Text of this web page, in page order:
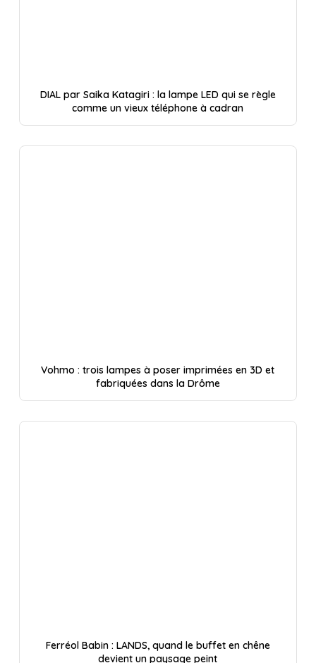
DIAL par Saika Katagiri : la lampe LED qui se règle
comme un vieux téléphone à cadran
Vohmo : trois lampes à poser imprimées en 3D et
fabriquées dans la Drôme
Ferréol Babin : LANDS, quand le buffet en chêne
devient un paysage peint